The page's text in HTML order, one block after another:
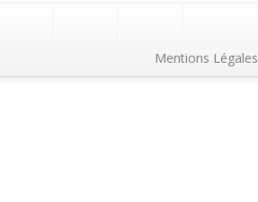
Mentions Légales